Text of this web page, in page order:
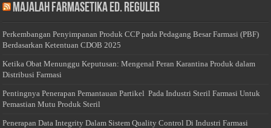
Majalah Farmasetika Ed. Reguler
Perkembangan Penyimpanan Produk CCP pada Pedagang Besar Farmasi (PBF)
Berdasarkan Ketentuan CDOB 2025
Ketika Obat Menunggu Keputusan: Mengenal Peran Karantina Produk dalam
Distribusi Farmasi
Pentingnya Penerapan Pemantauan Partikel Pada Industri Steril Farmasi Untuk
Pemastian Mutu Produk Steril
Penerapan Data Integrity Dalam Sistem Quality Control Di Industri Farmasi